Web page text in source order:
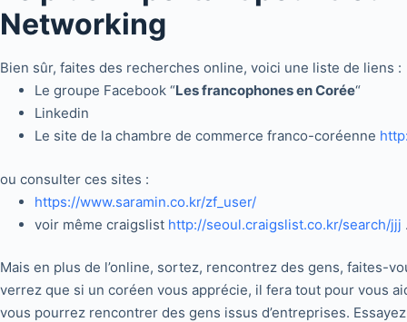
Networking
Bien sûr, faites des recherches online, voici une liste de liens :
Le groupe Facebook “Les francophones en Corée“
Linkedin
Le site de la chambre de commerce franco-coréenne
ou consulter ces sites :
https://www.saramin.co.kr/zf_user/
voir même craigslist http://seoul.craigslist.co.kr/search/jjj
Mais en plus de l’online, sortez, rencontrez des gens, faites-
verrez que si un coréen vous apprécie, il fera tout pour vous
vous pourrez rencontrer des gens issus d’entreprises.